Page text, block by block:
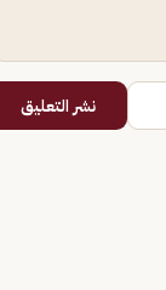
نشر التعليق